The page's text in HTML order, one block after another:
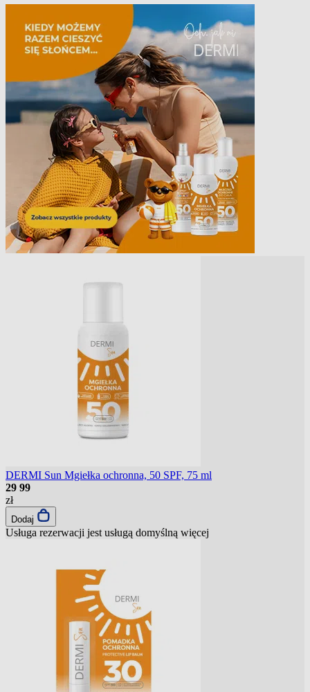
DERMI Sun Mgiełka ochronna, 50 SPF, 75 ml
29 99
zł
Dodaj
Usługa rezerwacji jest usługą domyślną więcej